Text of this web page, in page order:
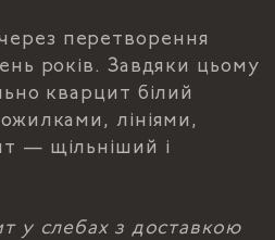
перетворення
років. Завдяки цьому
кварцит білий
лініями,
— щільніший і
у слебах з доставкою